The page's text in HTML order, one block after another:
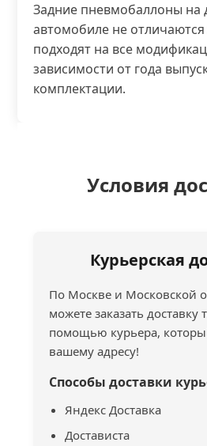
Задние пневмобаллоны на
автомобиле не
подходят на все
зависимости от года
комплектации.
Условия
Курьерская
По Москве и Московской
можете заказать доставку
помощью курьера,
вашему адресу!
Способы доставки
Яндекс Доставка
Достависта